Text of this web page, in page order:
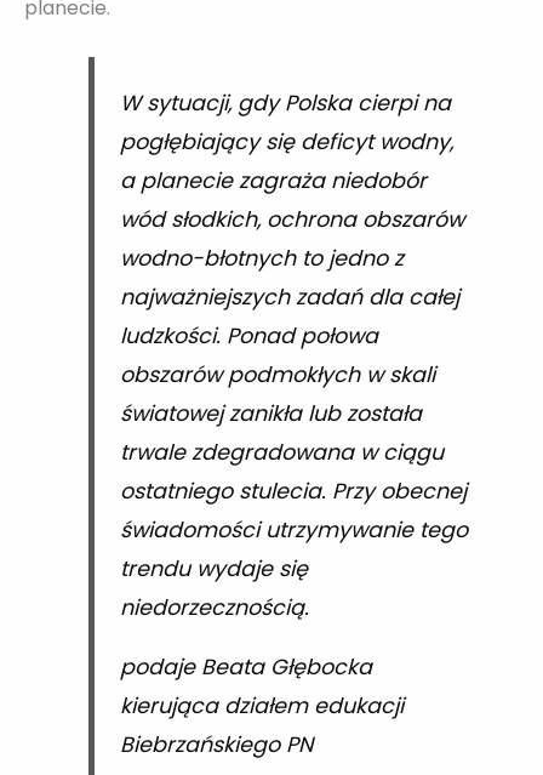
planecie.
W sytuacji, gdy Polska cierpi na
pogłębiający się deficyt wodny,
a planecie zagraża niedobór
wód słodkich, ochrona obszarów
wodno-błotnych to jedno z
najważniejszych zadań dla całej
ludzkości. Ponad połowa
obszarów podmokłych w skali
światowej zanikła lub została
trwale zdegradowana w ciągu
ostatniego stulecia. Przy obecnej
świadomości utrzymywanie tego
trendu wydaje się
niedorzecznością.
podaje Beata Głębocka
kierująca działem edukacji
Biebrzańskiego PN